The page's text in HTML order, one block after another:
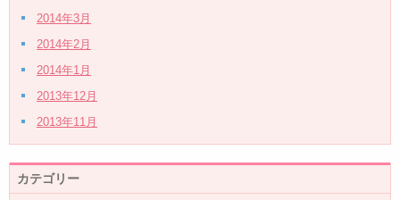
2014年3月
2014年2月
2014年1月
2013年12月
2013年11月
カテゴリー